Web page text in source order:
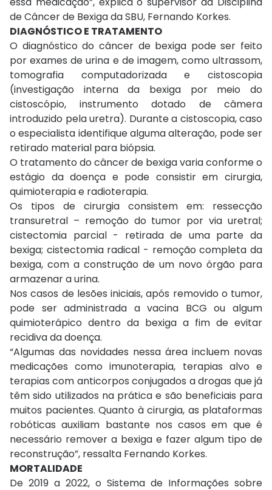
de Câncer de Bexiga da SBU, Fernando Korkes.
DIAGNÓSTICO E TRATAMENTO
O diagnóstico do câncer de bexiga pode ser feito
por exames de urina e de imagem, como ultrassom,
tomografia computadorizada e cistoscopia
(investigação interna da bexiga por meio do
cistoscópio, instrumento dotado de câmera
introduzido pela uretra). Durante a cistoscopia, caso
o especialista identifique alguma alteração, pode ser
retirado material para biópsia.
O tratamento do câncer de bexiga varia conforme o
estágio da doença e pode consistir em cirurgia,
quimioterapia e radioterapia.
Os tipos de cirurgia consistem em: ressecção
transuretral – remoção do tumor por via uretral;
cistectomia parcial - retirada de uma parte da
bexiga; cistectomia radical - remoção completa da
bexiga, com a construção de um novo órgão para
armazenar a urina.
Nos casos de lesões iniciais, após removido o tumor,
pode ser administrada a vacina BCG ou algum
quimioterápico dentro da bexiga a fim de evitar
recidiva da doença.
“Algumas das novidades nessa área incluem novas
medicações como imunoterapia, terapias alvo e
terapias com anticorpos conjugados a drogas que já
têm sido utilizados na prática e são beneficiais para
muitos pacientes. Quanto à cirurgia, as plataformas
robóticas auxiliam bastante nos casos em que é
necessário remover a bexiga e fazer algum tipo de
reconstrução”, ressalta Fernando Korkes.
MORTALIDADE
De 2019 a 2022, o Sistema de Informações sobre